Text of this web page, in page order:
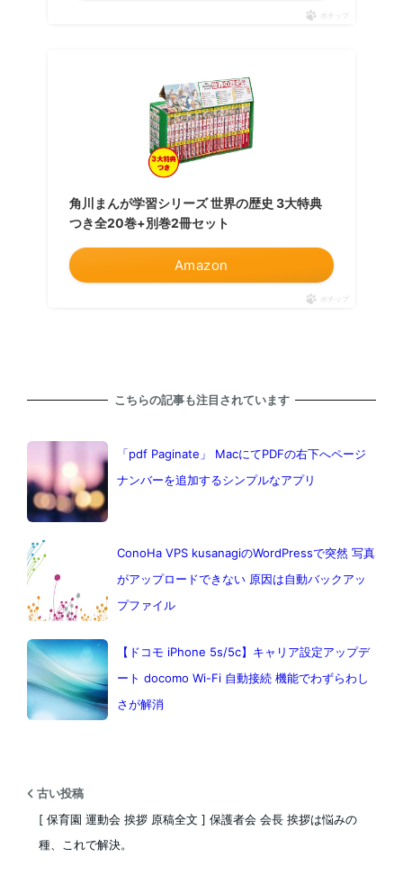
ポチップ
角川まんが学習シリーズ 世界の歴史 3大特典
つき全20巻+別巻2冊セット
Amazon
ポチップ
こちらの記事も注目されています
「pdf Paginate」 MacにてPDFの右下へページ
ナンバーを追加するシンプルなアプリ
ConoHa VPS kusanagiのWordPressで突然 写真
がアップロードできない 原因は自動バックアッ
プファイル
【ドコモ iPhone 5s/5c】キャリア設定アップデ
ート docomo Wi-Fi 自動接続 機能でわずらわし
さが解消
古い投稿
[ 保育園 運動会 挨拶 原稿全文 ] 保護者会 会長 挨拶は悩みの
種、これで解決。